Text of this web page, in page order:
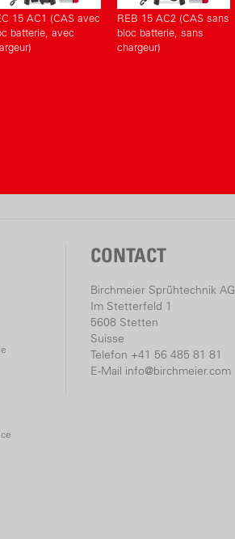
15 AC1 (CAS avec
batterie, avec
REB 15 AC2 (CAS sans
bloc batterie, sans
chargeur)
CONTACT
Birchmeier Sprühtechnik AG
Im Stetterfeld 1
5608 Stetten
Suisse
Telefon +41 56 485 81 81
E-Mail info@birchmeier.com